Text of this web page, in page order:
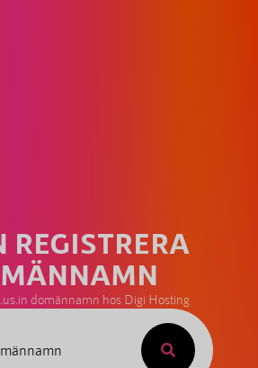
REGISTRERA
domännamn hos Digi Hosting